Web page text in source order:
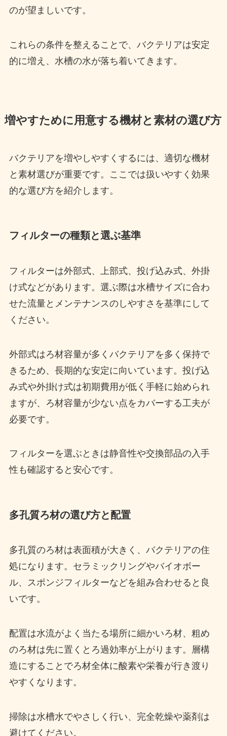
のが望ましいです。
これらの条件を整えることで、バクテリアは安定
的に増え、水槽の水が落ち着いてきます。
増やすために用意する機材と素材の選び方
バクテリアを増やしやすくするには、適切な機材
と素材選びが重要です。ここでは扱いやすく効果
的な選び方を紹介します。
フィルターの種類と選ぶ基準
フィルターは外部式、上部式、投げ込み式、外掛
け式などがあります。選ぶ際は水槽サイズに合わ
せた流量とメンテナンスのしやすさを基準にして
ください。
外部式はろ材容量が多くバクテリアを多く保持で
きるため、長期的な安定に向いています。投げ込
み式や外掛け式は初期費用が低く手軽に始められ
ますが、ろ材容量が少ない点をカバーする工夫が
必要です。
フィルターを選ぶときは静音性や交換部品の入手
性も確認すると安心です。
多孔質ろ材の選び方と配置
多孔質のろ材は表面積が大きく、バクテリアの住
処になります。セラミックリングやバイオボー
ル、スポンジフィルターなどを組み合わせると良
いです。
配置は水流がよく当たる場所に細かいろ材、粗め
のろ材は先に置くとろ過効率が上がります。層構
造にすることでろ材全体に酸素や栄養が行き渡り
やすくなります。
掃除は水槽水でやさしく行い、完全乾燥や薬剤は
避けてください。